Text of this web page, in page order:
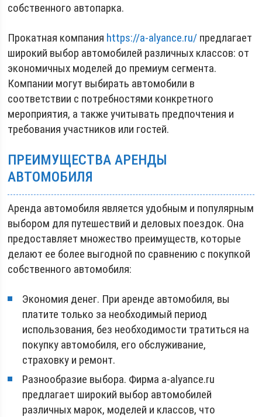
собственного автопарка.
Прокатная компания https://a-alyance.ru/ предлагает
широкий выбор автомобилей различных классов: от
экономичных моделей до премиум сегмента.
Компании могут выбирать автомобили в
соответствии с потребностями конкретного
мероприятия, а также учитывать предпочтения и
требования участников или гостей.
ПРЕИМУЩЕСТВА АРЕНДЫ
АВТОМОБИЛЯ
Аренда автомобиля является удобным и популярным
выбором для путешествий и деловых поездок. Она
предоставляет множество преимуществ, которые
делают ее более выгодной по сравнению с покупкой
собственного автомобиля:
Экономия денег. При аренде автомобиля, вы
платите только за необходимый период
использования, без необходимости тратиться на
покупку автомобиля, его обслуживание,
страховку и ремонт.
Разнообразие выбора. Фирма a-alyance.ru
предлагает широкий выбор автомобилей
различных марок, моделей и классов, что